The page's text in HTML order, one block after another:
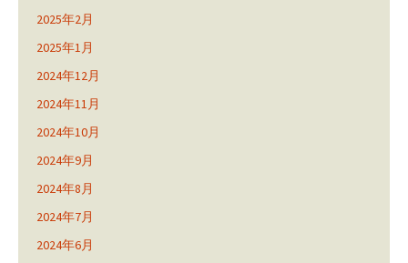
2025年2月
2025年1月
2024年12月
2024年11月
2024年10月
2024年9月
2024年8月
2024年7月
2024年6月